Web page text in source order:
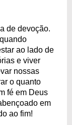
de devoção.
ao lado de
e viver
nossas
o quanto
fé em Deus
em
ao fim!